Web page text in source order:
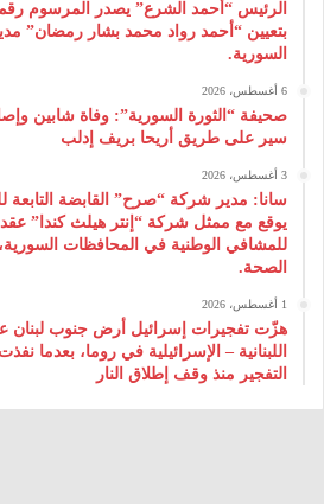
بتعيين “أحمد رواد محمد بشار رمضان”
السورية.
6 أغسطس، 2026
صحيفة “الثورة السورية”: وفاة شابين
سير على طريق أريحا بريف إدلب
3 أغسطس، 2026
سانا: مدير شركة “صرح” القابضة التابعة
يوقع مع ممثل شركة “إنتر هيلث كندا”
للمشافي الوطنية في المحافظات
الصحة.
1 أغسطس، 2026
هزّت تفجيرات إسرائيل أرض جنوب لبنان
اللبنانية – الإسرائيلية في روما، بعدما
التفجير منذ وقف إطلاق النار